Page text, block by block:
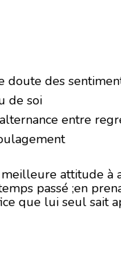
doute des
de soi
entre
meilleure attitude à
passé ;en
que lui seul sait